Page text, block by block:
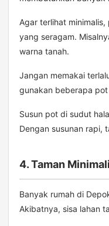
Agar terlihat
yang seragam.
warna tanah.
Jangan memakai
gunakan beberapa
Susun pot di sudut
Dengan susunan rapi,
4. Taman
Banyak rumah di
Akibatnya, sisa lahan